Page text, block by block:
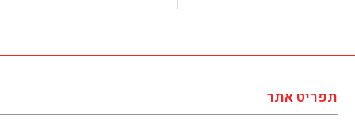
תפריט אתר